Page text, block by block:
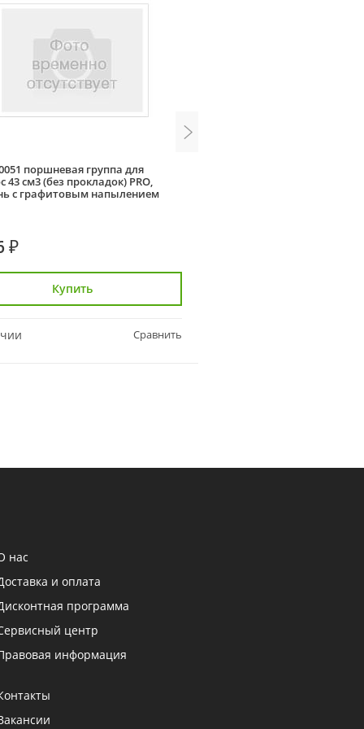
поршневая группа для
43 см3 (без прокладок) PRO,
с графитовым напылением
₽
Купить
Сравнить
нас
и оплата
программа
центр
информация